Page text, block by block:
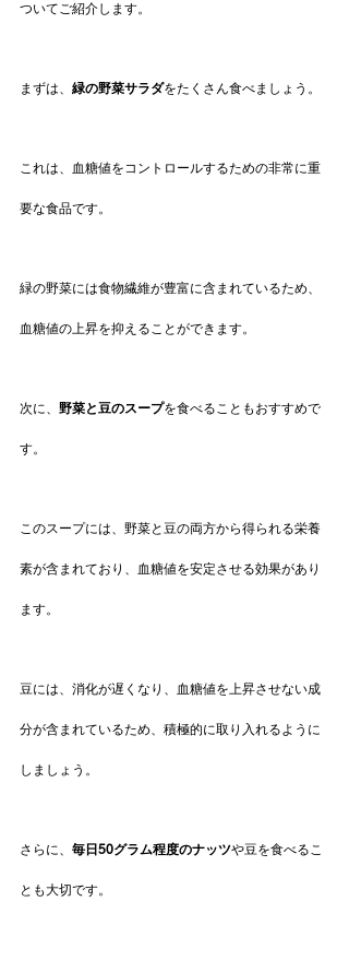
ついてご紹介します。
まずは、 緑の野菜サラダをたくさん食べましょう。
これは、血糖値をコントロールするための非常に重
要な食品です。
緑の野菜には食物繊維が豊富に含まれているため、
血糖値の上昇を抑えることができます。
次に、 野菜と豆のスープを食べることもおすすめで
す。
このスープには、野菜と豆の両方から得られる栄養
素が含まれており、血糖値を安定させる効果があり
ます。
豆には、消化が遅くなり、血糖値を上昇させない成
分が含まれているため、積極的に取り入れるように
しましょう。
さらに、 毎日50グラム程度のナッツや豆を食べるこ
とも大切です。